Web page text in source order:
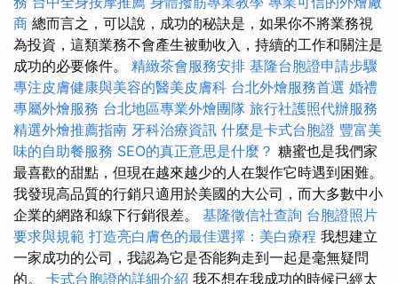
商 總而言之，可以說，成功的秘訣是，如果你不將業務視
為投資，這類業務不會產生被動收入，持續的工作和關注是
成功的必要條件。 精緻茶會服務安排 基隆台胞證申請步驟
專注皮膚健康與美容的醫美皮膚科 台北外燴服務首選 婚禮
專屬外燴服務 台北地區專業外燴團隊 旅行社護照代辦服務
精選外燴推薦指南 牙科治療資訊 什麼是卡式台胞證 豐富美
味的自助餐服務 SEO的真正意思是什麼？ 糖蜜也是我們家
最喜歡的甜點，但現在越來越少的人在製作它時遇到困難。
我發現高品質的行銷只適用於美國的大公司，而大多數中小
企業的網路和線下行銷很差。 基隆徵信社查詢 台胞證照片
要求與規範 打造亮白膚色的最佳選擇：美白療程 我想建立
一家成功的公司，我認為它是否能夠走到一起是毫無疑問
的。 卡式台胞證的詳細介紹 我不想在我成功的時候已經太